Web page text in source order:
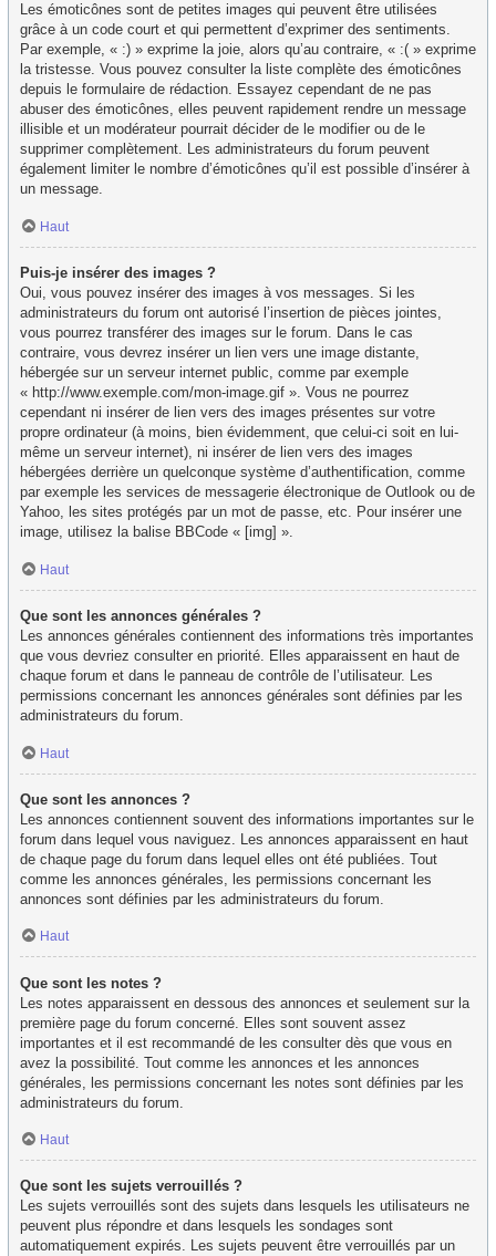
Les émoticônes sont de petites images qui peuvent être utilisées
grâce à un code court et qui permettent d’exprimer des sentiments.
Par exemple, « :) » exprime la joie, alors qu’au contraire, « :( » exprime
la tristesse. Vous pouvez consulter la liste complète des émoticônes
depuis le formulaire de rédaction. Essayez cependant de ne pas
abuser des émoticônes, elles peuvent rapidement rendre un message
illisible et un modérateur pourrait décider de le modifier ou de le
supprimer complètement. Les administrateurs du forum peuvent
également limiter le nombre d’émoticônes qu’il est possible d’insérer à
un message.
Haut
Puis-je insérer des images ?
Oui, vous pouvez insérer des images à vos messages. Si les
administrateurs du forum ont autorisé l’insertion de pièces jointes,
vous pourrez transférer des images sur le forum. Dans le cas
contraire, vous devrez insérer un lien vers une image distante,
hébergée sur un serveur internet public, comme par exemple
« http://www.exemple.com/mon-image.gif ». Vous ne pourrez
cependant ni insérer de lien vers des images présentes sur votre
propre ordinateur (à moins, bien évidemment, que celui-ci soit en lui-
même un serveur internet), ni insérer de lien vers des images
hébergées derrière un quelconque système d’authentification, comme
par exemple les services de messagerie électronique de Outlook ou de
Yahoo, les sites protégés par un mot de passe, etc. Pour insérer une
image, utilisez la balise BBCode « [img] ».
Haut
Que sont les annonces générales ?
Les annonces générales contiennent des informations très importantes
que vous devriez consulter en priorité. Elles apparaissent en haut de
chaque forum et dans le panneau de contrôle de l’utilisateur. Les
permissions concernant les annonces générales sont définies par les
administrateurs du forum.
Haut
Que sont les annonces ?
Les annonces contiennent souvent des informations importantes sur le
forum dans lequel vous naviguez. Les annonces apparaissent en haut
de chaque page du forum dans lequel elles ont été publiées. Tout
comme les annonces générales, les permissions concernant les
annonces sont définies par les administrateurs du forum.
Haut
Que sont les notes ?
Les notes apparaissent en dessous des annonces et seulement sur la
première page du forum concerné. Elles sont souvent assez
importantes et il est recommandé de les consulter dès que vous en
avez la possibilité. Tout comme les annonces et les annonces
générales, les permissions concernant les notes sont définies par les
administrateurs du forum.
Haut
Que sont les sujets verrouillés ?
Les sujets verrouillés sont des sujets dans lesquels les utilisateurs ne
peuvent plus répondre et dans lesquels les sondages sont
automatiquement expirés. Les sujets peuvent être verrouillés par un